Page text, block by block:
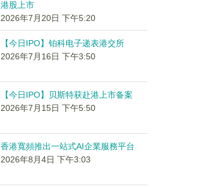
港股上市
2026年7月20日 下午5:20
【今日IPO】铂科电子递表港交所
2026年7月16日 下午3:50
【今日IPO】贝斯特获赴港上市备案
2026年7月15日 下午5:50
香港寬頻推出一站式AI企業服務平台
2026年8月4日 下午3:03